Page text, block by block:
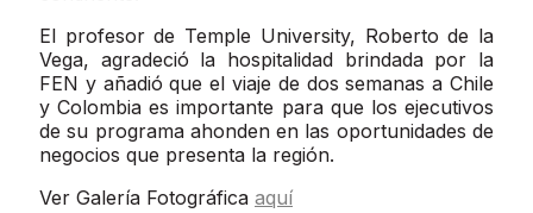
El profesor de Temple University, Roberto de la
Vega, agradeció la hospitalidad brindada por la
FEN y añadió que el viaje de dos semanas a Chile
y Colombia es importante para que los ejecutivos
de su programa ahonden en las oportunidades de
negocios que presenta la región.
Ver Galería Fotográfica aquí